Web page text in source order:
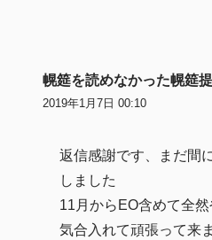
幌筵を読めなかった幌筵
2019年1月7日 00:10
返信感謝です、まだ間
しました
11月からEO含めて全
気合入れて頑張って来